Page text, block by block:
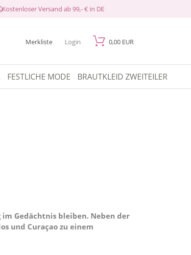
Kostenloser Versand ab 99,- € in DE
Merkliste Login 0,00 EUR
FESTLICHE MODE BRAUTKLEID ZWEITEILER
Gedächtnis bleiben. Neben der
und Curaçao zu einem